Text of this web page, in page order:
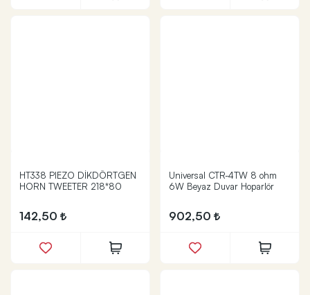
HT338 PIEZO DİKDÖRTGEN
HORN TWEETER 218*80
142,50
Universal CTR-4TW 8 ohm
6W Beyaz Duvar Hoparlör
902,50